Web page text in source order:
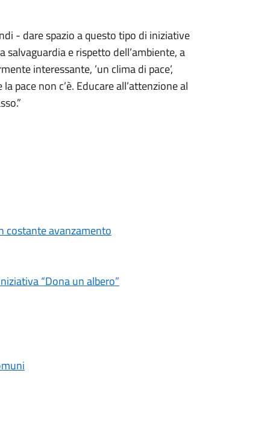
- dare spazio a questo tipo di iniziative
e rispetto dell’ambiente, a
interessante, ’un clima di pace’,
pace non c’è. Educare all’attenzione al
costante avanzamento
“Dona un albero”